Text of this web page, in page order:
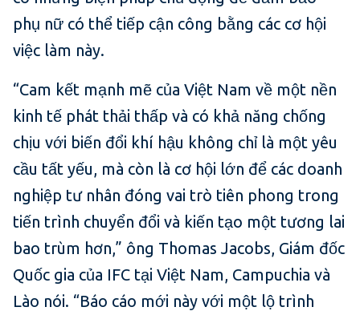
phụ nữ có thể tiếp cận công bằng các cơ hội
việc làm này.
“Cam kết mạnh mẽ của Việt Nam về một nền
kinh tế phát thải thấp và có khả năng chống
chịu với biến đổi khí hậu không chỉ là một yêu
cầu tất yếu, mà còn là cơ hội lớn để các doanh
nghiệp tư nhân đóng vai trò tiên phong trong
tiến trình chuyển đổi và kiến tạo một tương lai
bao trùm hơn,” ông Thomas Jacobs, Giám đốc
Quốc gia của IFC tại Việt Nam, Campuchia và
Lào nói. “Báo cáo mới này với một lộ trình